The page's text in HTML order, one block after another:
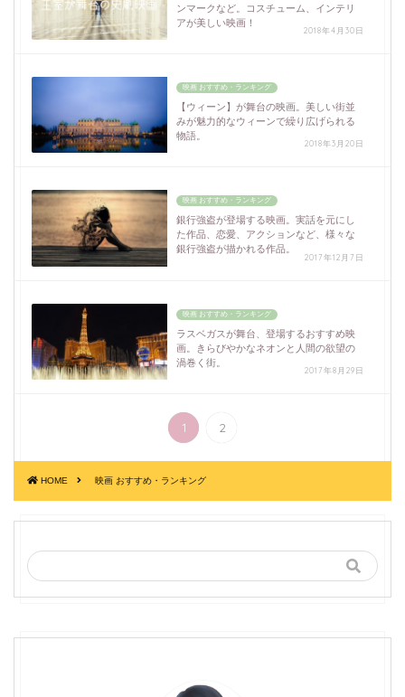
ンマークなど。コスチューム、インテリ
アが美しい映画！
2018年4月30日
映画 おすすめ・ランキング
【ウィーン】が舞台の映画。美しい街並
みが魅力的なウィーンで繰り広げられる
物語。
2018年3月20日
映画 おすすめ・ランキング
銀行強盗が登場する映画。実話を元にし
た作品、恋愛、アクションなど、様々な
銀行強盗が描かれる作品。
2017年12月7日
映画 おすすめ・ランキング
ラスベガスが舞台、登場するおすすめ映
画。きらびやかなネオンと人間の欲望の
渦巻く街。
2017年8月29日
1 2
HOME 映画 おすすめ・ランキング